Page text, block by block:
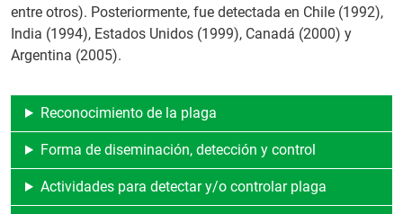
entre otros). Posteriormente, fue detectada en Chile (1992),
India (1994), Estados Unidos (1999), Canadá (2000) y
Argentina (2005).
Reconocimiento de la plaga
Forma de diseminación, detección y control
Actividades para detectar y/o controlar plaga